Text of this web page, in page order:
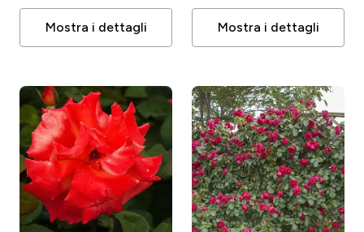
Mostra i dettagli Mostra i dettagli